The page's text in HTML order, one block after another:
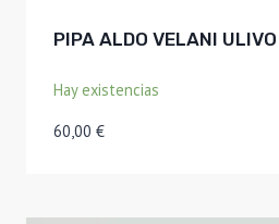
PIPA ALDO VELANI
Hay existencias
60,00 €